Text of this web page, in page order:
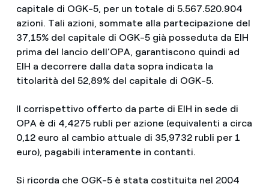
capitale di OGK-5, per un totale di 5.567.520.904
azioni. Tali azioni, sommate alla partecipazione del
37,15% del capitale di OGK-5 già posseduta da EIH
prima del lancio dell’OPA, garantiscono quindi ad
EIH a decorrere dalla data sopra indicata la
titolarità del 52,89% del capitale di OGK-5.
Il corrispettivo offerto da parte di EIH in sede di
OPA è di 4,4275 rubli per azione (equivalenti a circa
0,12 euro al cambio attuale di 35,9732 rubli per 1
euro), pagabili interamente in contanti.
Si ricorda che OGK-5 è stata costituita nel 2004